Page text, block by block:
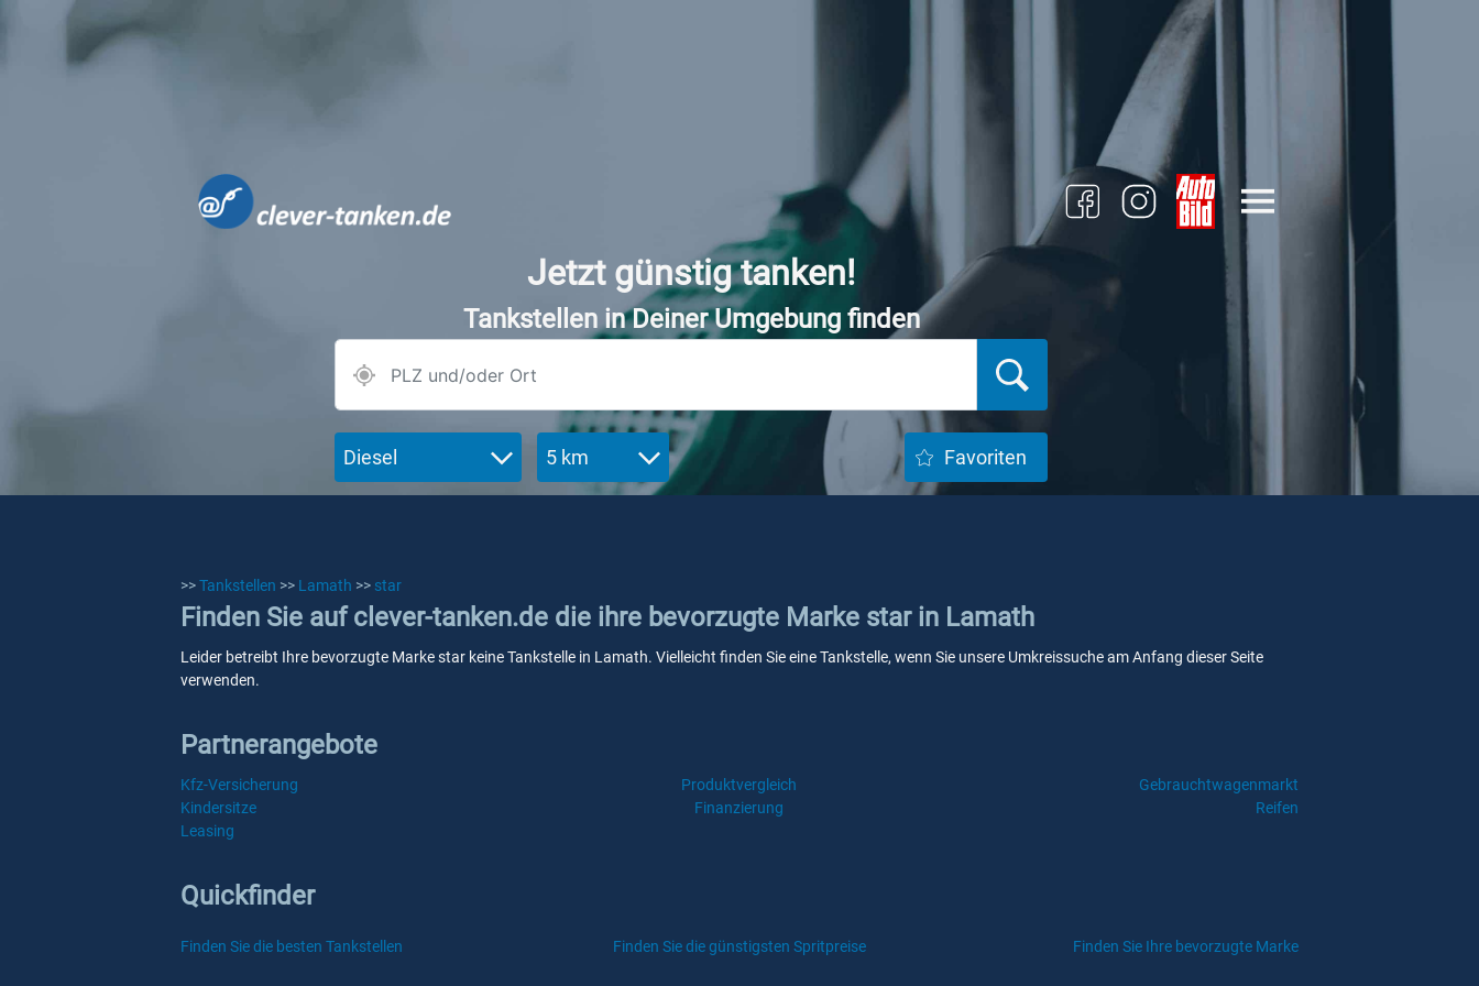
Jetzt günstig tanken!
Tankstellen in Deiner Umgebung finden
Diesel 5 km Favoriten
>>Tankstellen >> Lamath >> star
Finden Sie auf clever-tanken.de die ihre bevorzugte Marke star in Lamath
Leider betreibt Ihre bevorzugte Marke star keine Tankstelle in Lamath. Vielleicht finden Sie eine Tankstelle, wenn Sie unsere Umkreissuche am Anfang dieser Seite
verwenden.
Partnerangebote
Kfz-Versicherung Produktvergleich
Gebrauchtwagenmarkt
Kindersitze
Finanzierung
Reifen
Leasing
Quickfinder
Finden Sie die besten Tankstellen Finden Sie die günstigsten Spritpreise Finden Sie Ihre bevorzugte Marke